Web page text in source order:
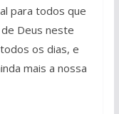
para todos que
Deus neste
os dias, e
mais a nossa